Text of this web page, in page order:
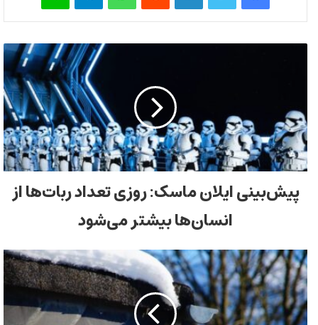
پیش‌بینی ایلان ماسک: روزی تعداد ربات‌ها از
انسان‌ها بیشتر می‌شود